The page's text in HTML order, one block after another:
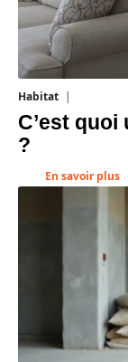
1 août
Dosage
quand et
En savoir plus